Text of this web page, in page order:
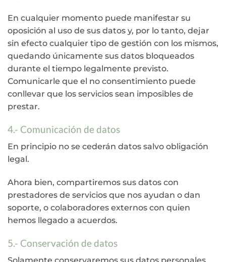
En cualquier momento puede manifestar su
oposición al uso de sus datos y, por lo tanto, dejar
sin efecto cualquier tipo de gestión con los mismos,
quedando únicamente sus datos bloqueados
durante el tiempo legalmente previsto.
Comunicarle que el no consentimiento puede
conllevar que los servicios sean imposibles de
prestar.
4.- Comunicación de datos
En principio no se cederán datos salvo obligación
legal.
Ahora bien, compartiremos sus datos con
prestadores de servicios que nos ayudan o dan
soporte, o colaboradores externos con quien
hemos llegado a acuerdos.
5.- Conservación de datos